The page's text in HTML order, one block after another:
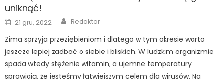
uniknąć!
Posted
on
21 gru, 2022 Author
Redaktor
Zima sprzyja przeziębieniom i dlatego w tym okresie warto
jeszcze lepiej zadbać o siebie i bliskich. W ludzkim organizmie
spada wtedy stężenie witamin, a ujemne temperatury
sprawiają, że jesteśmy łatwiejszym celem dla wirusów. Na